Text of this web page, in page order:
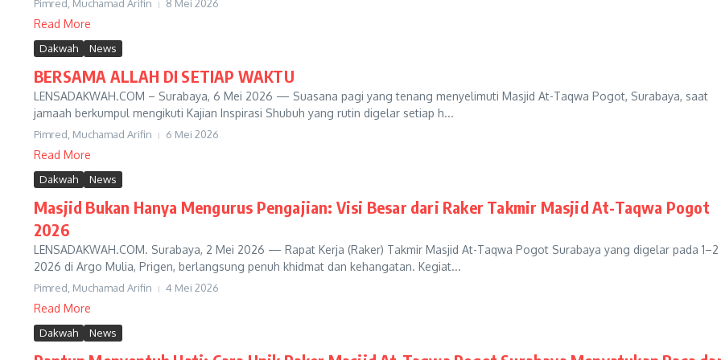
Pimred, Muchamad Arifin 8 Mei 2026
Read More
Dakwah News
BERSAMA ALLAH DI SETIAP WAKTU
LENSADAKWAH.COM – Surabaya, 6 Mei 2026 — Suasana pagi yang tenang menyelimuti Masjid At-Taqwa Pogot, Surabaya, saat
jamaah berkumpul mengikuti Kajian Inspirasi Shubuh yang rutin digelar setiap h...
Pimred, Muchamad Arifin 6 Mei 2026
Read More
Dakwah News
Masjid Bukan Hanya Mengurus Pengajian: Visi Besar dari Raker Takmir Masjid At-Taqwa Pogot
2026
LENSADAKWAH.COM. Surabaya, 2 Mei 2026 — Rapat Kerja (Raker) Takmir Masjid At-Taqwa Pogot Surabaya yang digelar pada 1–2
2026 di Argo Mulia, Prigen, berlangsung penuh khidmat dan kehangatan. Kegiat...
Pimred, Muchamad Arifin 4 Mei 2026
Read More
Dakwah News